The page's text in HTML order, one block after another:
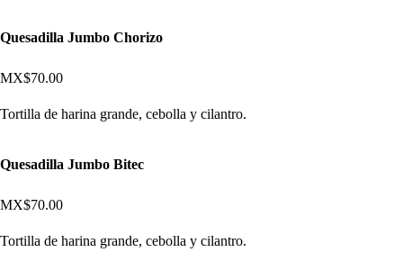
Quesadilla Jumbo Chorizo
MX$70.00
Tortilla de harina grande, cebolla y cilantro.
Quesadilla Jumbo Bitec
MX$70.00
Tortilla de harina grande, cebolla y cilantro.